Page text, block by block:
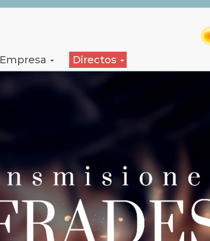
Empresa Directos